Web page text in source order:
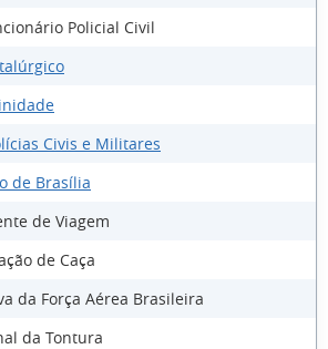
Policial Civil
Civis e Militares
de Brasília
de Viagem
de Caça
da Força Aérea Brasileira
da Tontura